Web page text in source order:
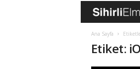
Ana Sayfa
Etiket: